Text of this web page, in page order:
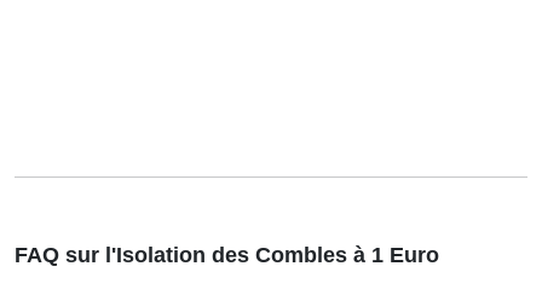
FAQ sur l'Isolation des Combles à 1 Euro